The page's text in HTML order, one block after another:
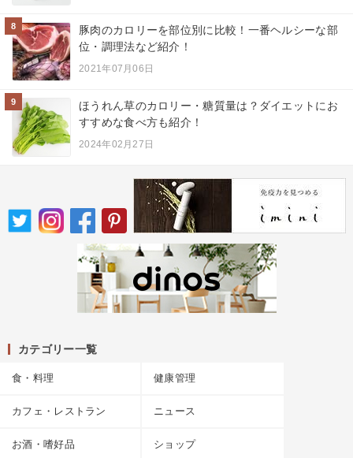
8
豚肉のカロリーを部位別に比較！一番ヘルシーな部
位・調理法など紹介！
2021年07月06日
9
ほうれん草のカロリー・糖質量は？ダイエットにお
すすめな食べ方も紹介！
2024年02月27日
カテゴリー一覧
食・料理 健康管理
カフェ・レストラン ニュース
お酒・嗜好品 ショップ